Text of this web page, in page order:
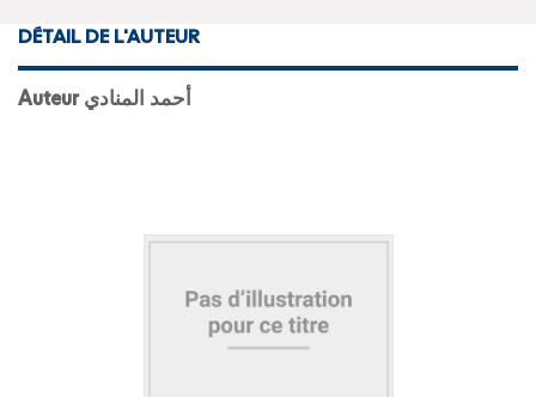
DÉTAIL DE L'AUTEUR
Auteur أحمد المنادي